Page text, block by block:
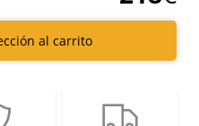
al carrito